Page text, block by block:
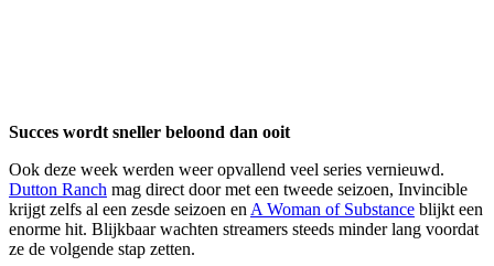
Succes wordt sneller beloond dan ooit
Ook deze week werden weer opvallend veel series vernieuwd.
Dutton Ranch mag direct door met een tweede seizoen, Invincible
krijgt zelfs al een zesde seizoen en A Woman of Substance blijkt een
enorme hit. Blijkbaar wachten streamers steeds minder lang voordat
ze de volgende stap zetten.